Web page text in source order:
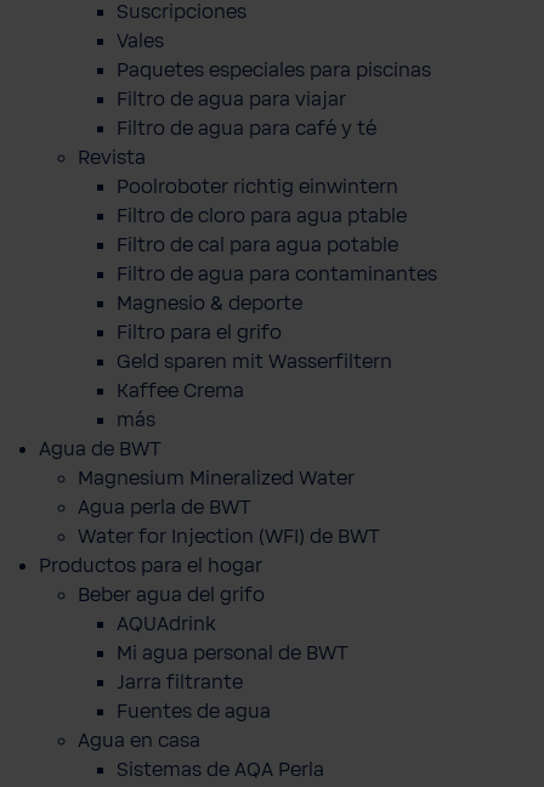
Suscripciones
Vales
Paquetes especiales para piscinas
Filtro de agua para viajar
Filtro de agua para café y té
Revista
Poolroboter richtig einwintern
Filtro de cloro para agua ptable
Filtro de cal para agua potable
Filtro de agua para contaminantes
Magnesio & deporte
Filtro para el grifo
Geld sparen mit Wasserfiltern
Kaffee Crema
más
Agua de BWT
Magnesium Mineralized Water
Agua perla de BWT
Water for Injection (WFI) de BWT
Productos para el hogar
Beber agua del grifo
AQUAdrink
Mi agua personal de BWT
Jarra filtrante
Fuentes de agua
Agua en casa
Sistemas de AQA Perla